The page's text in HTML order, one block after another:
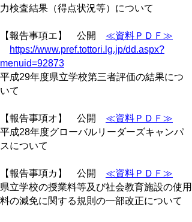
力検査結果（得点状況等）について
【報告事項エ】 公開 ≪資料ＰＤＦ≫
https://www.pref.tottori.lg.jp/dd.aspx?
menuid=92873
平成29年度県立学校第三者評価の結果につ
いて
【報告事項オ】 公開 ≪資料ＰＤＦ≫
平成28年度グローバルリーダーズキャンパ
スについて
【報告事項カ】 公開 ≪資料ＰＤＦ≫
県立学校の授業料等及び社会教育施設の使用
料の減免に関する規則の一部改正について